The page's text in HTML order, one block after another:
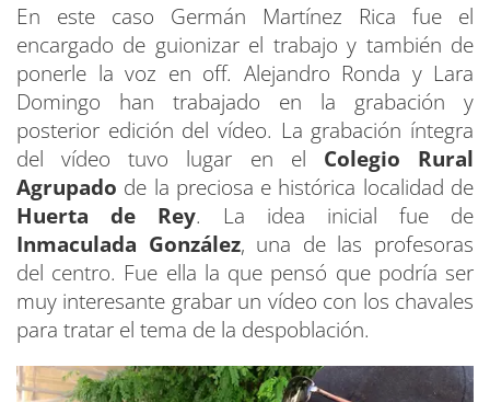
En este caso Germán Martínez Rica fue el
encargado de guionizar el trabajo y también de
ponerle la voz en off. Alejandro Ronda y Lara
Domingo han trabajado en la grabación y
posterior edición del vídeo. La grabación íntegra
del vídeo tuvo lugar en el Colegio Rural
Agrupado de la preciosa e histórica localidad de
Huerta de Rey. La idea inicial fue de
Inmaculada González, una de las profesoras
del centro. Fue ella la que pensó que podría ser
muy interesante grabar un vídeo con los chavales
para tratar el tema de la despoblación.